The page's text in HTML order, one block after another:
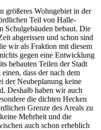
größeres Wohngebiet in der
Teil von Halle-
Schulgebäuden bebaut. Die
abgerissen und schon sind
wir als Fraktion mit diesem
gegen eine Entwicklung
bebauten Teilen der Stadt
dass der nach dem
der Neubeplanung keine
Deshalb haben wir auch
die dichten Hecken
Grenze des Areals zu
Mehrheit und die
auch schon erheblich